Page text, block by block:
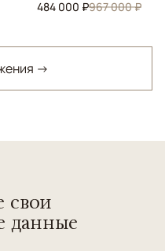
484 000 ₽967 000 ₽
→
свои
данные